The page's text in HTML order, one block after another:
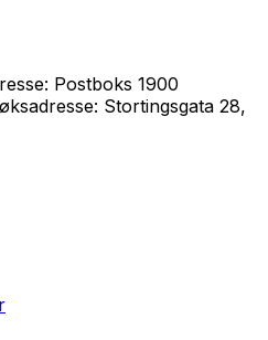
Postboks 1900
Stortingsgata 28,